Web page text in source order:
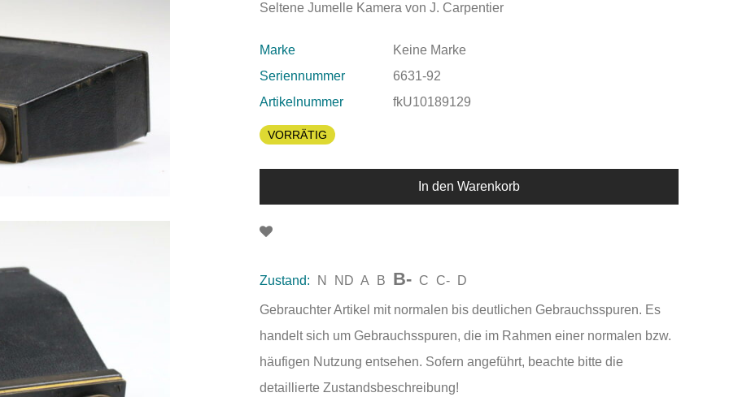
Seltene Jumelle Kamera von J. Carpentier
Marke
Keine Marke
Seriennummer
6631-92
Artikelnummer
fkU10189129
VORRÄTIG
In den Warenkorb
Zustand: N ND A B B- C C- D
Gebrauchter Artikel mit normalen bis deutlichen Gebrauchsspuren. Es
handelt sich um Gebrauchsspuren, die im Rahmen einer normalen bzw.
häufigen Nutzung entsehen. Sofern angeführt, beachte bitte die
detaillierte Zustandsbeschreibung!